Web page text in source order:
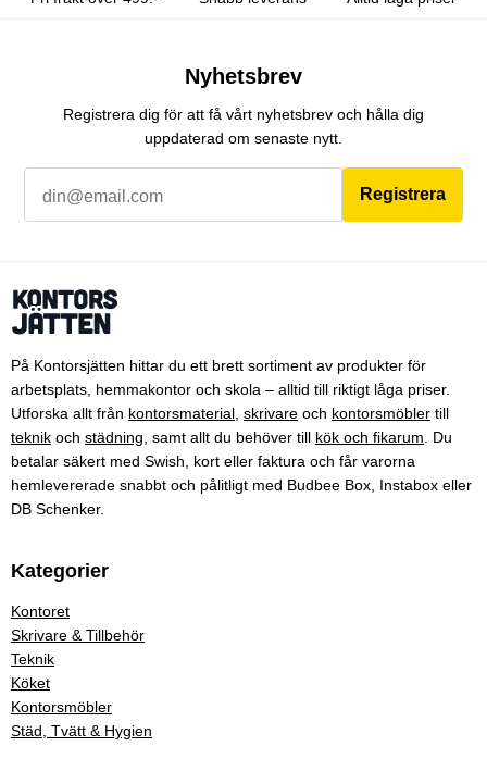
Nyhetsbrev
Registrera dig för att få vårt nyhetsbrev och hålla dig
uppdaterad om senaste nytt.
Registrera
På Kontorsjätten hittar du ett brett sortiment av produkter för
arbetsplats, hemmakontor och skola – alltid till riktigt låga priser.
Utforska allt från kontorsmaterial skrivare och kontorsmöbler till
teknik och städning , samt allt du behöver till kök och fikarum . Du
betalar säkert med Swish, kort eller faktura och får varorna
hemlevererade snabbt och pålitligt med Budbee Box, Instabox eller
DB Schenker.
Kategorier
Kontoret
Skrivare & Tillbehör
Teknik
Köket
Kontorsmöbler
Städ, Tvätt & Hygien